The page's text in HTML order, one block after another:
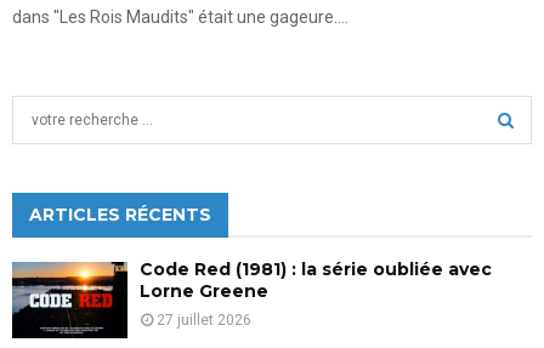
dans "Les Rois Maudits" était une gageure....
h
f
o
r
:
ARTICLES RÉCENTS
Code Red (1981) : la série oubliée avec
Lorne Greene
27 juillet 2026